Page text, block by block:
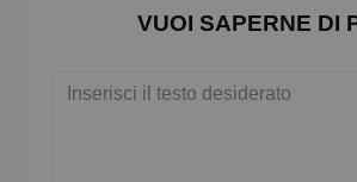
VUOI SAPERNE DI